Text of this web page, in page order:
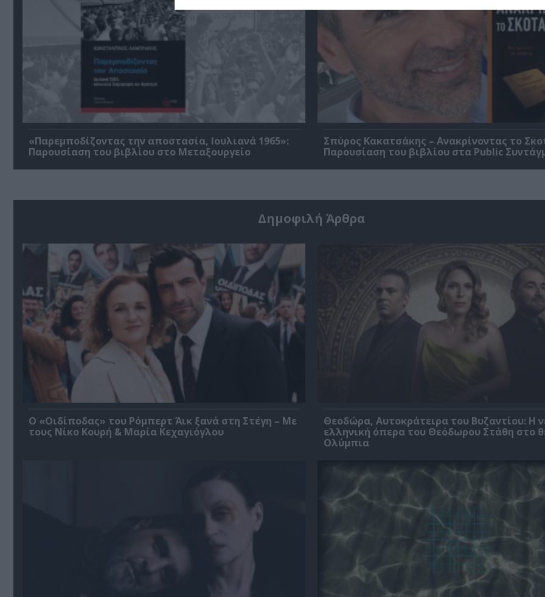
«Παρεμποδίζοντας την αποστασία, Ιουλιανά 1965»:
Παρουσίαση του βιβλίου στο Μεταξουργείο
Σπύρος Κακατσάκης – Ανακρίνοντας το
Παρουσίαση του βιβλίου στα Public
Δημοφιλή Άρθρα
O «Οιδίποδας» του Ρόμπερτ Άικ ξανά στη Στέγη – Με
τους Νίκο Κουρή & Μαρία Κεχαγιόγλου
Θεοδώρα, Αυτοκράτειρα του Βυζαντίου: Η
ελληνική όπερα του Θεόδωρου Στάθη στο
Ολύμπια